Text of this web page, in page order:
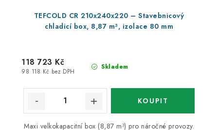
TEFCOLD CR 210x240x220 – Stavebnicový
chladicí box, 8,87 m³, izolace 80 mm
Skladem
98 118 Kč bez DPH
118 723 Kč
Maxi velkokapacitní box (8,87 m³) pro náročné provozy.